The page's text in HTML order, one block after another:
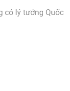
có lý tưởng Quốc